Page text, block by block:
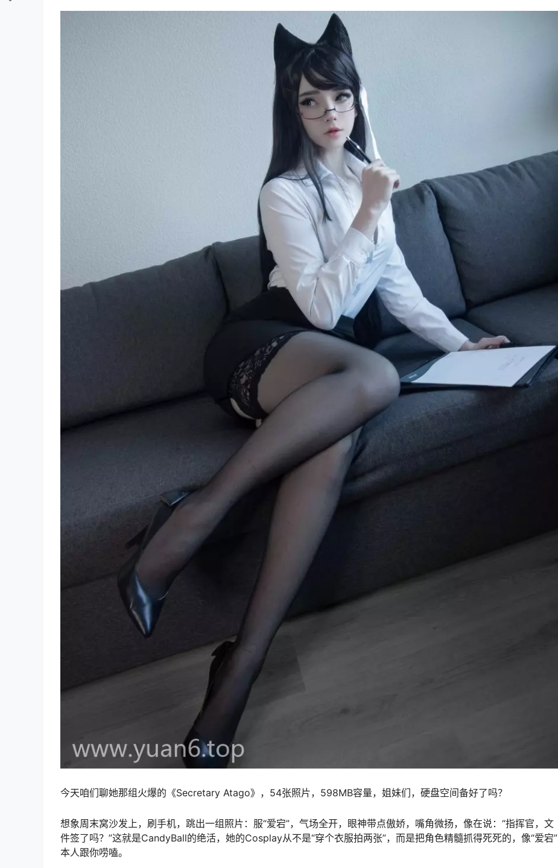
今天咱们聊她那组火爆的《Secretary Atago》，54张照片，598MB容量，姐妹们，硬盘空间备好了吗？
想象周末窝沙发上，刷手机，跳出一组照片：服“爱宕”，气场全开，眼神带点傲娇，嘴角微扬，像在说：“指挥官，文
件签了吗？”这就是CandyBall的绝活，她的Cosplay从不是“穿个衣服拍两张”，而是把角色精髓抓得死死的，像“爱宕”
本人跟你唠嗑。